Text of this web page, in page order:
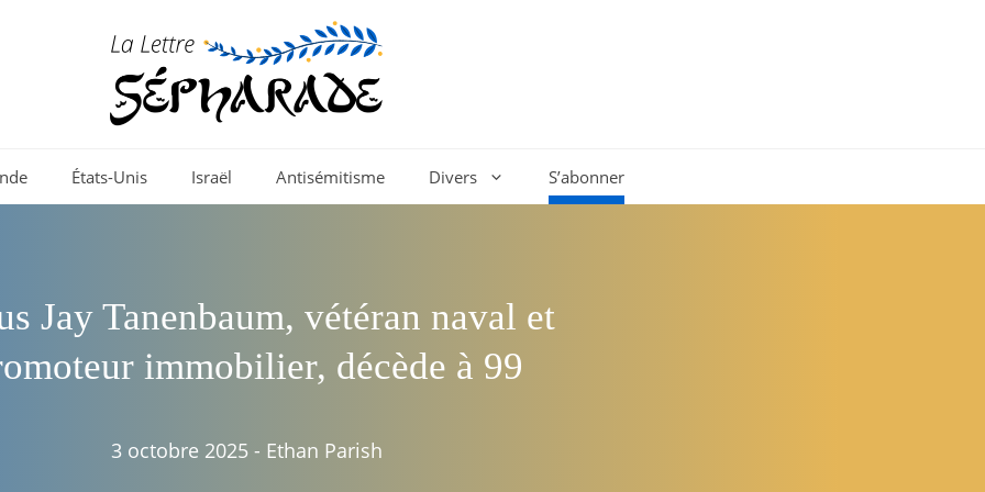
États-Unis Israël Antisémitisme Divers S’abonner
Jay Tanenbaum, vétéran naval et
immobilier, décède à 99
3 octobre 2025 - Ethan Parish